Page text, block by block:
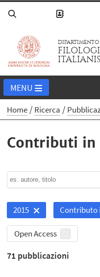
MENU
Home Ricerca
Contributi in
2015 Contributo
Open Access
71 pubblicazioni